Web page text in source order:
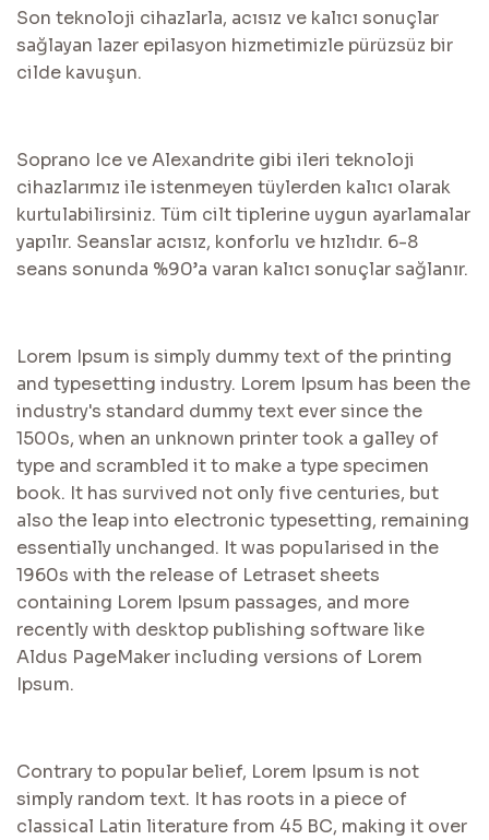
Son teknoloji cihazlarla, acısız ve kalıcı sonuçlar
sağlayan lazer epilasyon hizmetimizle pürüzsüz bir
cilde kavuşun.
Soprano Ice ve Alexandrite gibi ileri teknoloji
cihazlarımız ile istenmeyen tüylerden kalıcı olarak
kurtulabilirsiniz. Tüm cilt tiplerine uygun ayarlamalar
yapılır. Seanslar acısız, konforlu ve hızlıdır. 6-8
seans sonunda %90’a varan kalıcı sonuçlar sağlanır.
Lorem Ipsum is simply dummy text of the printing
and typesetting industry. Lorem Ipsum has been the
industry's standard dummy text ever since the
1500s, when an unknown printer took a galley of
type and scrambled it to make a type specimen
book. It has survived not only five centuries, but
also the leap into electronic typesetting, remaining
essentially unchanged. It was popularised in the
1960s with the release of Letraset sheets
containing Lorem Ipsum passages, and more
recently with desktop publishing software like
Aldus PageMaker including versions of Lorem
Ipsum.
Contrary to popular belief, Lorem Ipsum is not
simply random text. It has roots in a piece of
classical Latin literature from 45 BC, making it over